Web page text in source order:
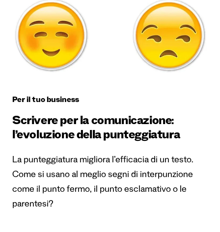
Per il tuo business
Scrivere per la comunicazione:
l’evoluzione della punteggiatura
La punteggiatura migliora l’efficacia di un testo.
Come si usano al meglio segni di interpunzione
come il punto fermo, il punto esclamativo o le
parentesi?